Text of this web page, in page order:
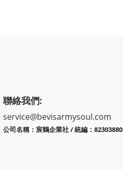
聯絡我們:
service@bevisarmysoul.com
公司名稱： 宸鶴企業社 / 統編：82303880